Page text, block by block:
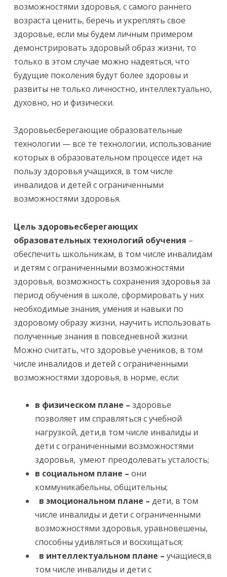
возможностями здоровья, с самого раннего
возраста ценить, беречь и укреплять свое
здоровье, если мы будем личным примером
демонстрировать здоровый образ жизни, то
только в этом случае можно надеяться, что
будущие поколения будут более здоровы и
развиты не только личностно, интеллектуально,
духовно, но и физически.
Здоровьесберегающие образовательные
технологии — все те технологии, использование
которых в образовательном процессе идет на
пользу здоровья учащихся, в том числе
инвалидов и детей с ограниченными
возможностями здоровья.
Цель здоровьесберегающих
образовательных технологий обучения –
обеспечить школьникам, в том числе инвалидам
и детям с ограниченными возможностями
здоровья, возможность сохранения здоровья за
период обучения в школе, сформировать у них
необходимые знания, умения и навыки по
здоровому образу жизни, научить использовать
полученные знания в повседневной жизни.
Можно считать, что здоровье учеников, в том
числе инвалидов и детей с ограниченными
возможностями здоровья, в норме, если:
в физическом плане – здоровье
позволяет им справляться с учебной
нагрузкой, дети,в том числе инвалиды и
дети с ограниченными возможностями
здоровья, умеют преодолевать усталость;
в социальном плане – они
коммуникабельны, общительны;
в эмоциональном плане – дети, в том
числе инвалиды и дети с ограниченными
возможностями здоровья, уравновешены,
способны удивляться и восхищаться;
в интеллектуальном плане – учащиеся,в
том числе инвалиды и дети с